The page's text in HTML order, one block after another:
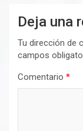
Deja una
Tu dirección de
campos
Comentario *